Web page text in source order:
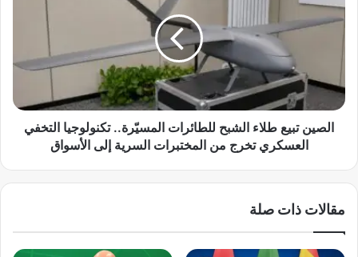
ل
ة
ا
ا
ل
ل
ص
ي
ن
ي
ع
ل
الصين تبيع طلاء الشبح للطائرات المسيّرة.. تكنولوجيا التخفي
العسكري تخرج من المختبرات السرية إلى الأسواق
مقالات ذات صلة